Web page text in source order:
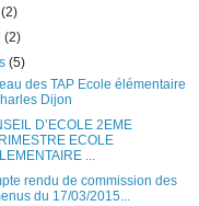
(2)
(2)
(5)
des TAP Ecole élémentaire
Dijon
D’ECOLE 2EME
ECOLE
...
rendu de commission des
du 17/03/2015...